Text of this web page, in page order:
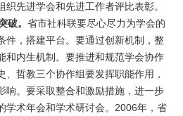
先进学会和先进工作者评比表彰。
破。 省市社科联要尽心尽力为学会的
件，搭建平台。要通过创新机制，整
和内生机制。要推进和规范学会协作
哲教三个协作组要发挥职能作用，
响。要采取整合和激励措施，进一步
学术年会和学术研讨会。2006年，省